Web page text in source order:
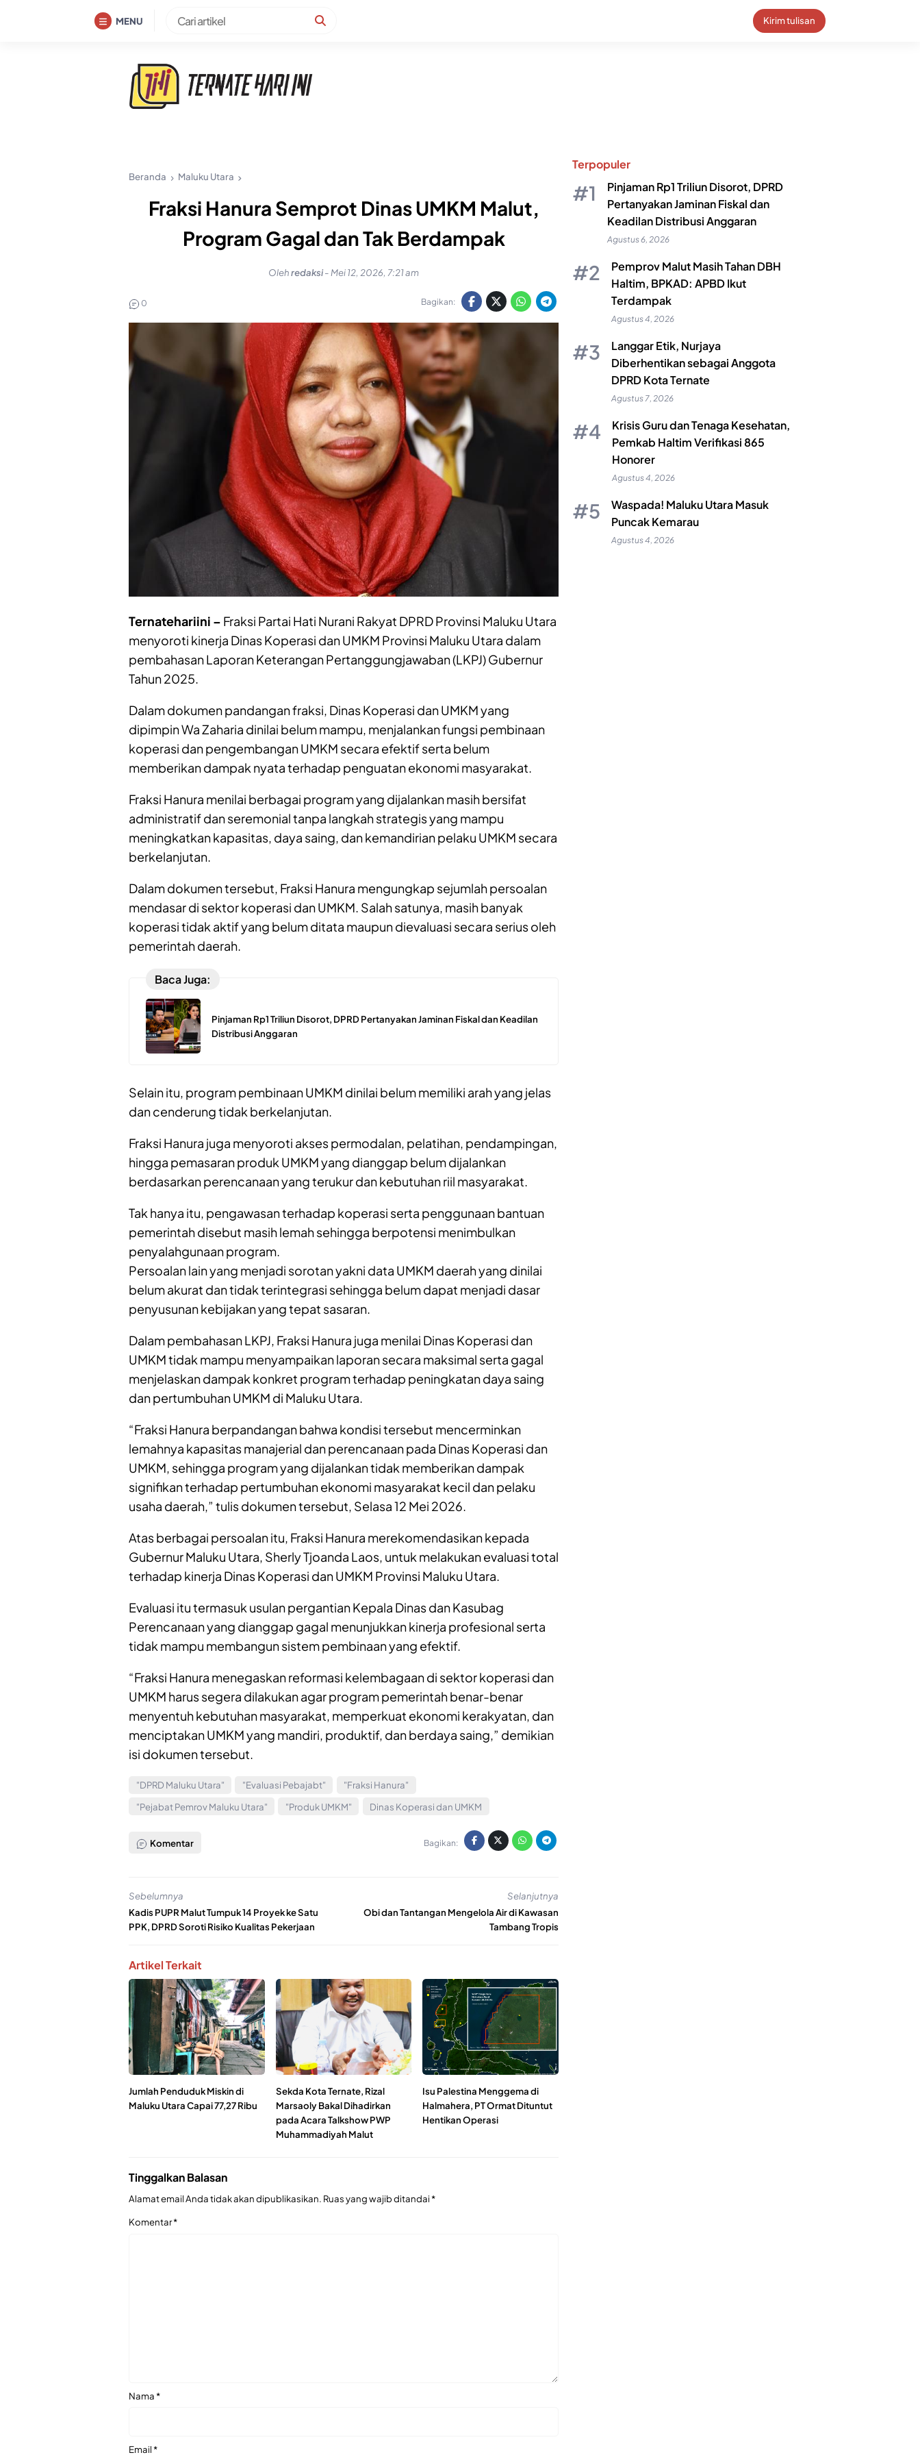
MENU Kirim tulisan
Beranda Maluku Utara
Fraksi Hanura Semprot Dinas UMKM Malut,
Program Gagal dan Tak Berdampak
Olehredaksi-Mei 12, 2026, 7:21 am
0 Bagikan:
Ternatehariini – Fraksi Partai Hati Nurani Rakyat DPRD Provinsi Maluku Utara
menyoroti kinerja Dinas Koperasi dan UMKM Provinsi Maluku Utara dalam
pembahasan Laporan Keterangan Pertanggungjawaban (LKPJ) Gubernur
Tahun 2025.
Dalam dokumen pandangan fraksi, Dinas Koperasi dan UMKM yang
dipimpin Wa Zaharia dinilai belum mampu, menjalankan fungsi pembinaan
koperasi dan pengembangan UMKM secara efektif serta belum
memberikan dampak nyata terhadap penguatan ekonomi masyarakat.
Fraksi Hanura menilai berbagai program yang dijalankan masih bersifat
administratif dan seremonial tanpa langkah strategis yang mampu
meningkatkan kapasitas, daya saing, dan kemandirian pelaku UMKM secara
berkelanjutan.
Dalam dokumen tersebut, Fraksi Hanura mengungkap sejumlah persoalan
mendasar di sektor koperasi dan UMKM. Salah satunya, masih banyak
koperasi tidak aktif yang belum ditata maupun dievaluasi secara serius oleh
pemerintah daerah.
Baca Juga:
Pinjaman Rp1 Triliun Disorot, DPRD Pertanyakan Jaminan Fiskal dan Keadilan
Distribusi Anggaran
Selain itu, program pembinaan UMKM dinilai belum memiliki arah yang jelas
dan cenderung tidak berkelanjutan.
Fraksi Hanura juga menyoroti akses permodalan, pelatihan, pendampingan,
hingga pemasaran produk UMKM yang dianggap belum dijalankan
berdasarkan perencanaan yang terukur dan kebutuhan riil masyarakat.
Tak hanya itu, pengawasan terhadap koperasi serta penggunaan bantuan
pemerintah disebut masih lemah sehingga berpotensi menimbulkan
penyalahgunaan program.
Persoalan lain yang menjadi sorotan yakni data UMKM daerah yang dinilai
belum akurat dan tidak terintegrasi sehingga belum dapat menjadi dasar
penyusunan kebijakan yang tepat sasaran.
Dalam pembahasan LKPJ, Fraksi Hanura juga menilai Dinas Koperasi dan
UMKM tidak mampu menyampaikan laporan secara maksimal serta gagal
menjelaskan dampak konkret program terhadap peningkatan daya saing
dan pertumbuhan UMKM di Maluku Utara.
“Fraksi Hanura berpandangan bahwa kondisi tersebut mencerminkan
lemahnya kapasitas manajerial dan perencanaan pada Dinas Koperasi dan
UMKM, sehingga program yang dijalankan tidak memberikan dampak
signifikan terhadap pertumbuhan ekonomi masyarakat kecil dan pelaku
usaha daerah,” tulis dokumen tersebut, Selasa 12 Mei 2026.
Atas berbagai persoalan itu, Fraksi Hanura merekomendasikan kepada
Gubernur Maluku Utara, Sherly Tjoanda Laos, untuk melakukan evaluasi total
terhadap kinerja Dinas Koperasi dan UMKM Provinsi Maluku Utara.
Evaluasi itu termasuk usulan pergantian Kepala Dinas dan Kasubag
Perencanaan yang dianggap gagal menunjukkan kinerja profesional serta
tidak mampu membangun sistem pembinaan yang efektif.
“Fraksi Hanura menegaskan reformasi kelembagaan di sektor koperasi dan
UMKM harus segera dilakukan agar program pemerintah benar-benar
menyentuh kebutuhan masyarakat, memperkuat ekonomi kerakyatan, dan
menciptakan UMKM yang mandiri, produktif, dan berdaya saing,” demikian
isi dokumen tersebut.
"DPRD Maluku Utara" "Evaluasi Pebajabt"
"Fraksi Hanura"
"Pejabat Pemrov Maluku Utara"
"Produk UMKM" Dinas Koperasi dan UMKM
Komentar Bagikan:
Sebelumnya
Kadis PUPR Malut Tumpuk 14 Proyek ke Satu
PPK, DPRD Soroti Risiko Kualitas Pekerjaan
Selanjutnya
Obi dan Tantangan Mengelola Air di Kawasan
Tambang Tropis
Artikel Terkait
Jumlah Penduduk Miskin di
Maluku Utara Capai 77,27 Ribu
Sekda Kota Ternate, Rizal
Marsaoly Bakal Dihadirkan
pada Acara Talkshow PWP
Muhammadiyah Malut
Isu Palestina Menggema di
Halmahera, PT Ormat Dituntut
Hentikan Operasi
Tinggalkan Balasan
Alamat email Anda tidak akan dipublikasikan. Ruas yang wajib ditandai*
Komentar*
Nama*
Email*
Terpopuler
Pinjaman Rp1 Triliun Disorot, DPRD
Pertanyakan Jaminan Fiskal dan
Keadilan Distribusi Anggaran
Agustus 6, 2026
Pemprov Malut Masih Tahan DBH
Haltim, BPKAD: APBD Ikut
Terdampak
Agustus 4, 2026
Langgar Etik, Nurjaya
Diberhentikan sebagai Anggota
DPRD Kota Ternate
Agustus 7, 2026
Krisis Guru dan Tenaga Kesehatan,
Pemkab Haltim Verifikasi 865
Honorer
Agustus 4, 2026
Waspada! Maluku Utara Masuk
Puncak Kemarau
Agustus 4, 2026